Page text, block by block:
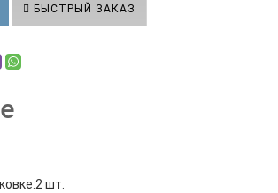
БЫСТРЫЙ ЗАКАЗ
шт.